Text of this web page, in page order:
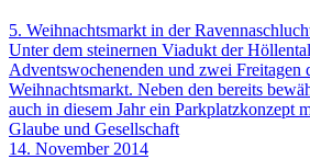
5. Weihnachtsmarkt in der
Unter dem steinernen Viadukt der
Adventswochenenden und zwei Freitagen
Weihnachtsmarkt. Neben den bereits
auch in diesem Jahr ein Parkplatzkonzept
Glaube und Gesellschaft
14. November 2014